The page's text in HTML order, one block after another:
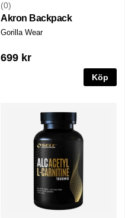
0
Akron Backpack
Gorilla Wear
699 kr
Köp